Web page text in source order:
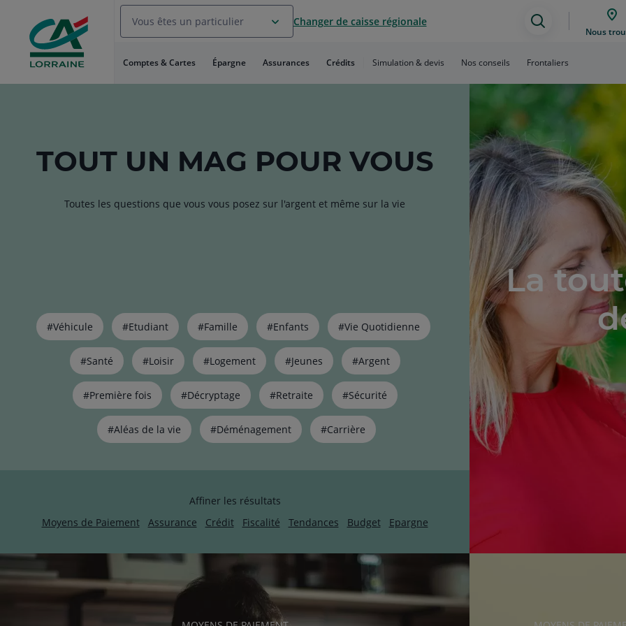
au
Menu
Aller au
Contenu
Vous êtes un particulier Changer de caisse régionale
Assistance
de
recherche
Nous
Comptes & Cartes Épargne Assurances Crédits Simulation & devis Nos conseils Frontaliers
TOUT UN MAG POUR VOUS
Toutes les questions que vous vous posez sur l'argent et même sur la vie
Liste
de
lien
#Véhicule #Etudiant #Famille #Enfants #Vie Quotidienne
#Santé #Loisir #Logement #Jeunes #Argent
#Première fois #Décryptage #Retraite #Sécurité
#Aléas de la vie #Déménagement #Carrière
Affiner les résultats
Moyens de Paiement
Assurance Crédit Fiscalité Tendances Budget Epargne
La